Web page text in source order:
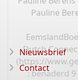
Pauline
Dutch
(https://
: benaderd
Nieuwsbrief
Contact